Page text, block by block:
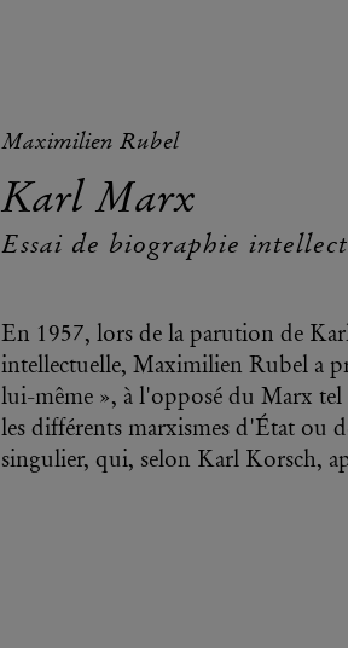
Maximilien Rubel
Karl Marx
Essai de biographie
En 1957, lors de la parution de
intellectuelle, Maximilien Rubel a
lui-même », à l'opposé du Marx
les différents marxismes d'État ou
singulier, qui, selon Karl Korsch,